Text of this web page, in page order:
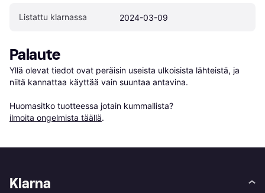
Listattu klarnassa 2024-03-09
Palaute
Yllä olevat tiedot ovat peräisin useista ulkoisista lähteistä, ja
niitä kannattaa käyttää vain suuntaa antavina.
Huomasitko tuotteessa jotain kummallista?
ilmoita ongelmista täällä.
Klarna